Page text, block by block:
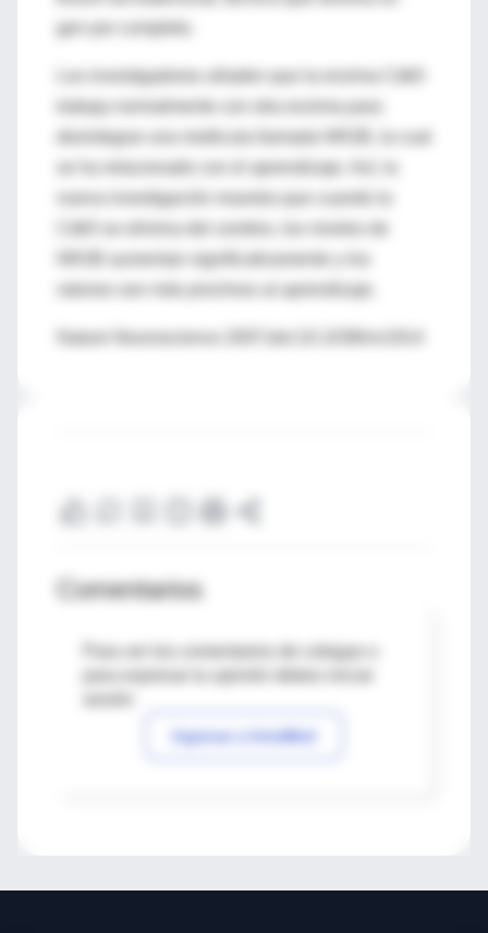
gen por completo.
Los investigadores añaden que la enzima Cdk5
trabaja normalmente con otra enzima para
desintegrar una molécula llamada NR2B, la cual
se ha relacionado con el aprendizaje. Así, la
nueva investigación muestra que cuando la
NR2B aumentan significativamente y los
ratones son más proclives al aprendizaje.
Comentarios
Para ver los comentarios de colegas o
Ingresar a IntraMed